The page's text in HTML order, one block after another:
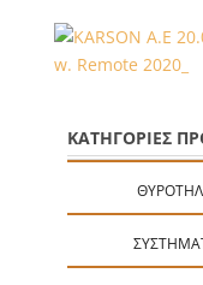
ΚΑΤΗΓΟΡΙΕΣ